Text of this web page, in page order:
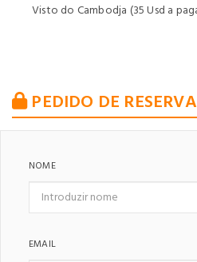
Visto do Cambodja (35 Usd a
PEDIDO DE RESERVA
NOME
EMAIL